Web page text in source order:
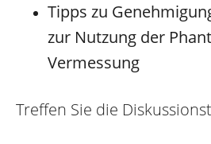
Tipps zu
zur Nutzung der
Vermessung
Treffen Sie die